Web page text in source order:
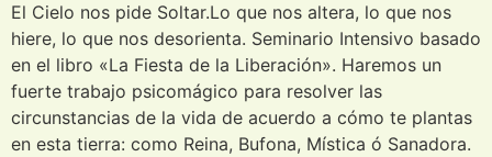
El Cielo nos pide Soltar.Lo que nos altera, lo que nos
hiere, lo que nos desorienta. Seminario Intensivo basado
en el libro «La Fiesta de la Liberación». Haremos un
fuerte trabajo psicomágico para resolver las
circunstancias de la vida de acuerdo a cómo te plantas
en esta tierra: como Reina, Bufona, Mística ó Sanadora.